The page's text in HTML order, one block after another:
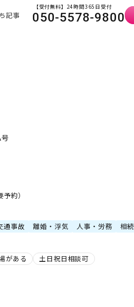
記事
【受付無料】24時間365日受付
050-5578-9800
約）
通事故 離婚・浮気 人事・労務 相続
がある 土日祝日相談可